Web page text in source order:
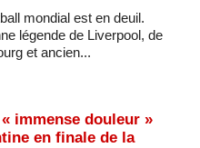
mondial est en deuil.
légende de Liverpool, de
et ancien...
immense douleur »
en finale de la